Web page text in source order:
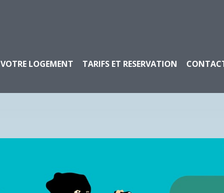
VOTRE LOGEMENT TARIFS ET RESERVATION